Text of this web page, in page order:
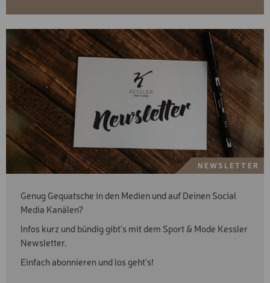
Genug Gequatsche in den Medien und auf Deinen Social
Media Kanälen?
Infos kurz und bündig gibt's mit dem Sport & Mode Kessler
Newsletter.
Einfach abonnieren und los geht's!
NEWSLETTER